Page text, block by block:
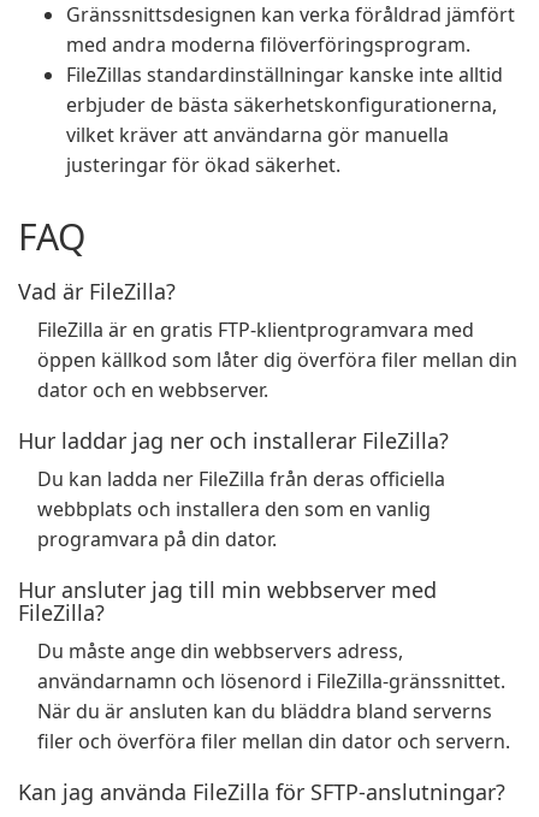
Gränssnittsdesignen kan verka föråldrad jämfört
med andra moderna filöverföringsprogram.
FileZillas standardinställningar kanske inte alltid
erbjuder de bästa säkerhetskonfigurationerna,
vilket kräver att användarna gör manuella
justeringar för ökad säkerhet.
FAQ
Vad är FileZilla?
FileZilla är en gratis FTP-klientprogramvara med
öppen källkod som låter dig överföra filer mellan din
dator och en webbserver.
Hur laddar jag ner och installerar FileZilla?
Du kan ladda ner FileZilla från deras officiella
webbplats och installera den som en vanlig
programvara på din dator.
Hur ansluter jag till min webbserver med
FileZilla?
Du måste ange din webbservers adress,
användarnamn och lösenord i FileZilla-gränssnittet.
När du är ansluten kan du bläddra bland serverns
filer och överföra filer mellan din dator och servern.
Kan jag använda FileZilla för SFTP-anslutningar?